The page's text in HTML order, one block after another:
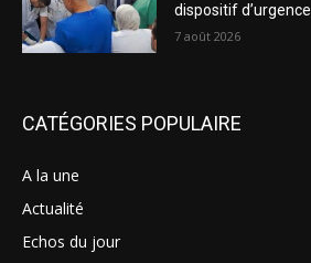
dispositif d’urgence
7 août 2026
CATÉGORIES POPULAIRE
A la une
Actualité
Echos du jour